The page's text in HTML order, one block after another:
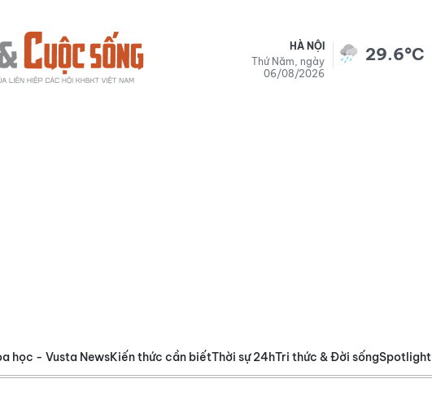
HÀ NỘI
Thứ Năm, ngày
06/08/2026
29.6°C
học - Vusta NewsKiến thức cần biếtThời sự 24hTri thức & Đời sốngSpotlight